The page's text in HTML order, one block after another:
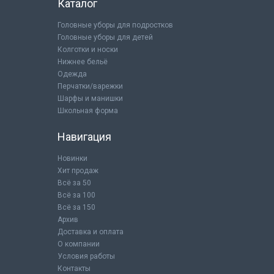
Каталог
Головные уборы для подростков
Головные уборы для детей
Колготки и носки
Нижнее бельё
Одежда
Перчатки/варежки
Шарфы и манишки
Школьная форма
Навигация
Новинки
Хит продаж
Всё за 50
Всё за 100
Всё за 150
Архив
Доставка и оплата
О компании
Условия работы
Контакты